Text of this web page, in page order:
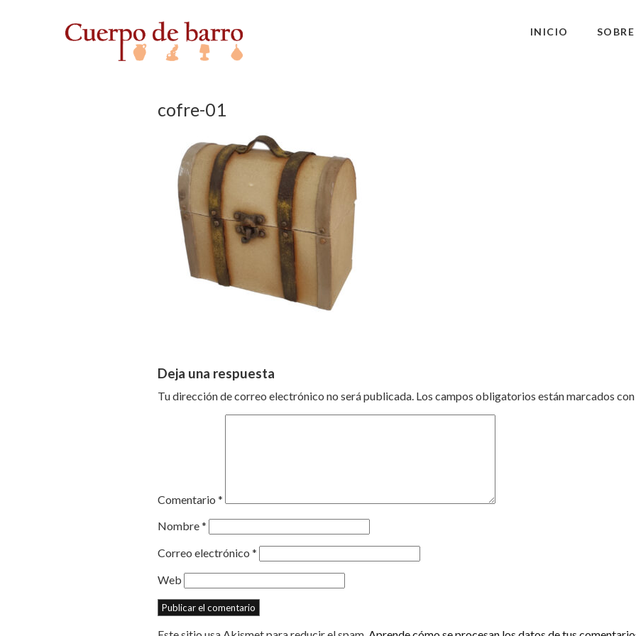
INICIO
cofre-01
Deja una respuesta
Tu dirección de correo electrónico no será publicada. Los campos obligatorios están marcados con
Comentario *
Nombre*
Correo electrónico *
Web